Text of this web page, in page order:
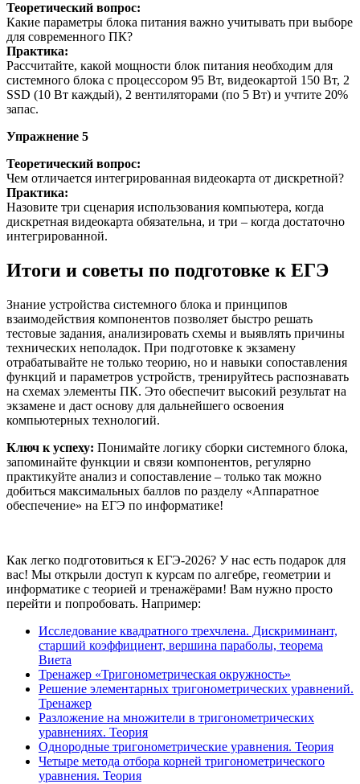
Теоретический вопрос:
Какие параметры блока питания важно учитывать при выборе
для современного ПК?
Практика:
Рассчитайте, какой мощности блок питания необходим для
системного блока с процессором 95 Вт, видеокартой 150 Вт, 2
SSD (10 Вт каждый), 2 вентиляторами (по 5 Вт) и учтите 20%
запас.
Упражнение 5
Теоретический вопрос:
Чем отличается интегрированная видеокарта от дискретной?
Практика:
Назовите три сценария использования компьютера, когда
дискретная видеокарта обязательна, и три – когда достаточно
интегрированной.
Итоги и советы по подготовке к ЕГЭ
Знание устройства системного блока и принципов
взаимодействия компонентов позволяет быстро решать
тестовые задания, анализировать схемы и выявлять причины
технических неполадок. При подготовке к экзамену
отрабатывайте не только теорию, но и навыки сопоставления
функций и параметров устройств, тренируйтесь распознавать
на схемах элементы ПК. Это обеспечит высокий результат на
экзамене и даст основу для дальнейшего освоения
компьютерных технологий.
Ключ к успеху: Понимайте логику сборки системного блока,
запоминайте функции и связи компонентов, регулярно
практикуйте анализ и сопоставление – только так можно
добиться максимальных баллов по разделу «Аппаратное
обеспечение» на ЕГЭ по информатике!
Как легко подготовиться к ЕГЭ-2026? У нас есть подарок для
вас! Мы открыли доступ к курсам по алгебре, геометрии и
информатике с теорией и тренажёрами! Вам нужно просто
перейти и попробовать. Например:
Исследование квадратного трехчлена. Дискриминант,
старший коэффициент, вершина параболы, теорема
Виета
Тренажер «Тригонометрическая окружность»
Решение элементарных тригонометрических уравнений.
Тренажер
Разложение на множители в тригонометрических
уравнениях. Теория
Однородные тригонометрические уравнения. Теория
Четыре метода отбора корней тригонометрического
уравнения. Теория